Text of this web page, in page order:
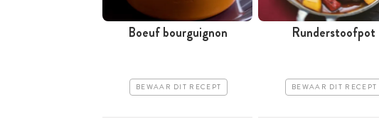
Boeuf bourguignon
BEWAAR DIT RECEPT
Runderstoofpot
BEWAAR DIT RECEPT